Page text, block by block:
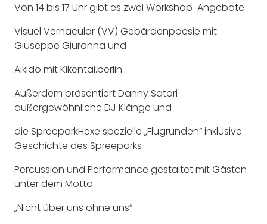
Von 14 bis 17 Uhr gibt es zwei Workshop-Angebote
Visuel Vernacular (VV) Gebärdenpoesie mit
Giuseppe Giuranna und
Aikido mit Kikentai.berlin.
Außerdem präsentiert Danny Satori
außergewöhnliche DJ Klänge und
die SpreeparkHexe spezielle „Flugrunden“ inklusive
Geschichte des Spreeparks
Percussion und Performance gestaltet mit Gästen
unter dem Motto
„Nicht über uns ohne uns“